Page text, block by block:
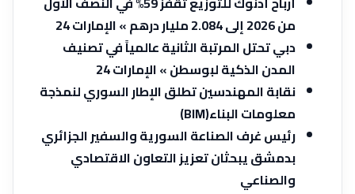
من 2026 إلى 2.084 مليار درهم » الإمارات 24
دبي تحتل المرتبة الثانية عالمياً في تصنيف
المدن الذكية لبوسطن » الإمارات 24
نقابة المهندسين تطلق الإطار السوري لنمذجة
معلومات البناء‎ ‌‎(BIM)
رئيس غرف الصناعة السورية والسفير الجزائري
بدمشق يبحثان تعزيز ‏التعاون الاقتصادي
والصناعي‎